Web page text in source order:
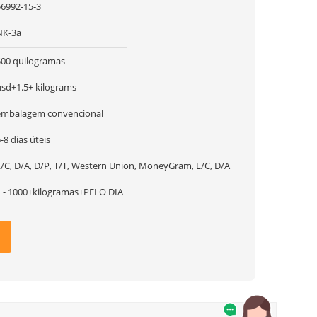
15-3
3a
quilogramas
kilograms
convencional
8 dias úteis
C, D/A, D/P, T/T, Western Union, MoneyGram, L/C, D/A
- 1000+kilogramas+PELO DIA